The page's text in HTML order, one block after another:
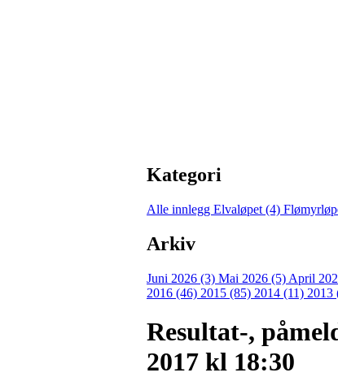
Kategori
Alle innlegg Elvaløpet (4)
Arkiv
Juni 2026 (3) Mai 2026 (5) April
2016 (46) 2015 (85) 2014 (11) 2013
Resultat-,
2017 kl 18:30